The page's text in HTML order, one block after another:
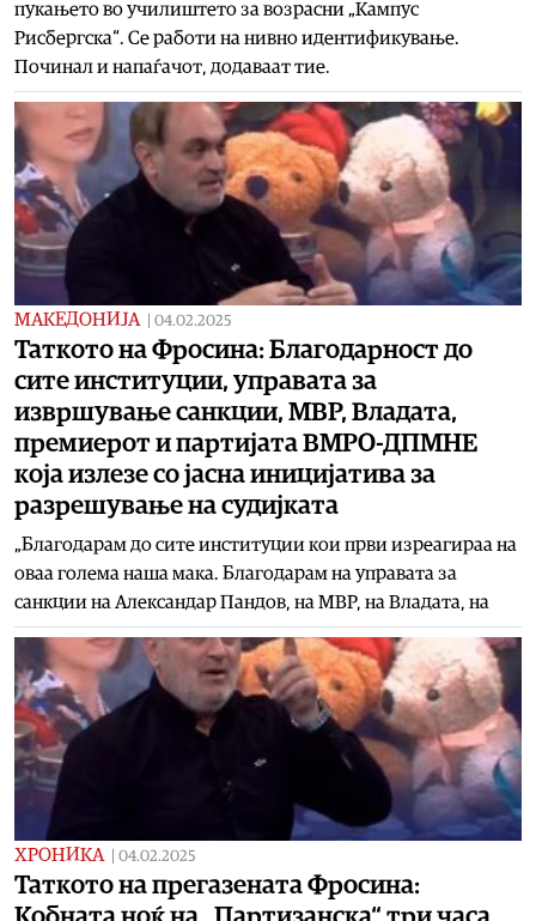
пукањето во училиштето за возрасни „Кампус
Рисбергска“. Се работи на нивно идентификување.
Починал и напаѓачот, додаваат тие.
МАКЕДОНИЈА 04.02.2025
Таткото на Фросина: Благодарност до
сите институции, управата за
извршување санкции, МВР, Владата,
премиерот и партијата ВМРО-ДПМНЕ
која излезе со јасна иницијатива за
разрешување на судијката
„Благодарам до сите институции кои први изреагираа на
оваа голема наша мака. Благодарам на управата за
санкции на Александар Пандов, на МВР, на Владата, на
ХРОНИКА 04.02.2025
Таткото на прегазената Фросина: